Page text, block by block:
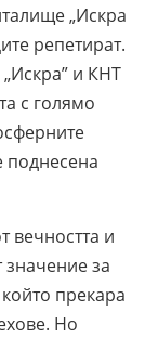
„Искра
репетират.
и КНТ
с голямо
поднесена
вечността и
за
прекара
Но